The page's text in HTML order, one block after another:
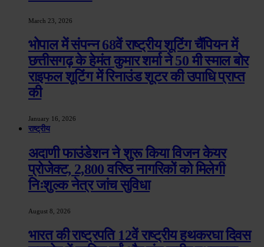
March 23, 2026
भोपाल में संपन्न 68वें राष्ट्रीय शूटिंग चैंपियन में
छत्तीसगढ़ के हेमंत कुमार शर्मा ने 50 मी स्माल बोर
राइफल शूटिंग में रिनाउंड शूटर की उपाधि प्राप्त
की
January 16, 2026
राष्ट्रीय
अदाणी फाउंडेशन ने शुरू किया विजन केयर
प्रोजेक्ट, 2,800 वरिष्ठ नागरिकों को मिलेगी
निःशुल्क नेत्र जांच सुविधा
August 8, 2026
भारत की राष्ट्रपति 12वें राष्ट्रीय हथकरघा दिवस